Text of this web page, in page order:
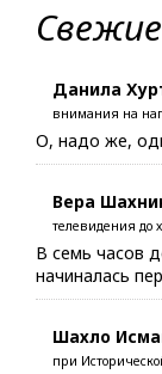
Данила
внимания на
О, надо же,
Вера
телевидения до
В семь часов
начиналась
Шахло
при